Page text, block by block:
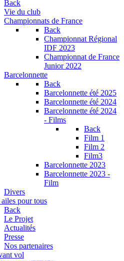
Back
Vie du club
Championnats de France
Back
Championnat Régional
IDF 2023
Championnat de France
Junior 2022
Barcelonnette
Back
Barcelonnette été 2025
Barcelonnette été 2024
Barcelonnette été 2024
- Films
Back
Film 1
Film 2
Film3
Barcelonnette 2023
Barcelonnette 2023 -
Film
Divers
pour tous
Back
Le Projet
Actualités
Presse
Nos partenaires
vol